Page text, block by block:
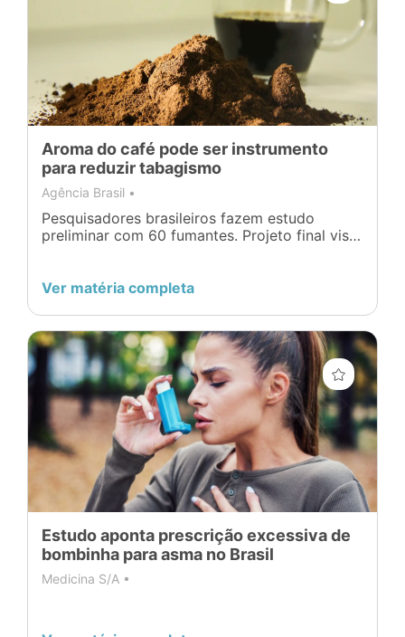
Aroma do café pode ser instrumento
para reduzir tabagismo
Agência Brasil •
Pesquisadores brasileiros fazem estudo
preliminar com 60 fumantes. Projeto final visa
Ver matéria completa
Estudo aponta prescrição excessiva de
bombinha para asma no Brasil
Medicina S/A •